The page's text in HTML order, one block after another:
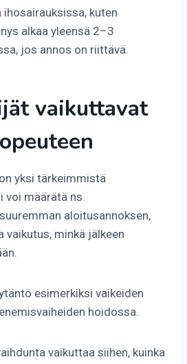
kuten
alkaa yleensä 2–3
jos annos on riittävä.
vaikuttavat
yksi tärkeimmistä
voi määrätä ns.
aloitusannoksen,
vaikutus, minkä jälkeen
esimerkiksi vaikeiden
hoidossa.
vaikuttaa siihen, kuinka